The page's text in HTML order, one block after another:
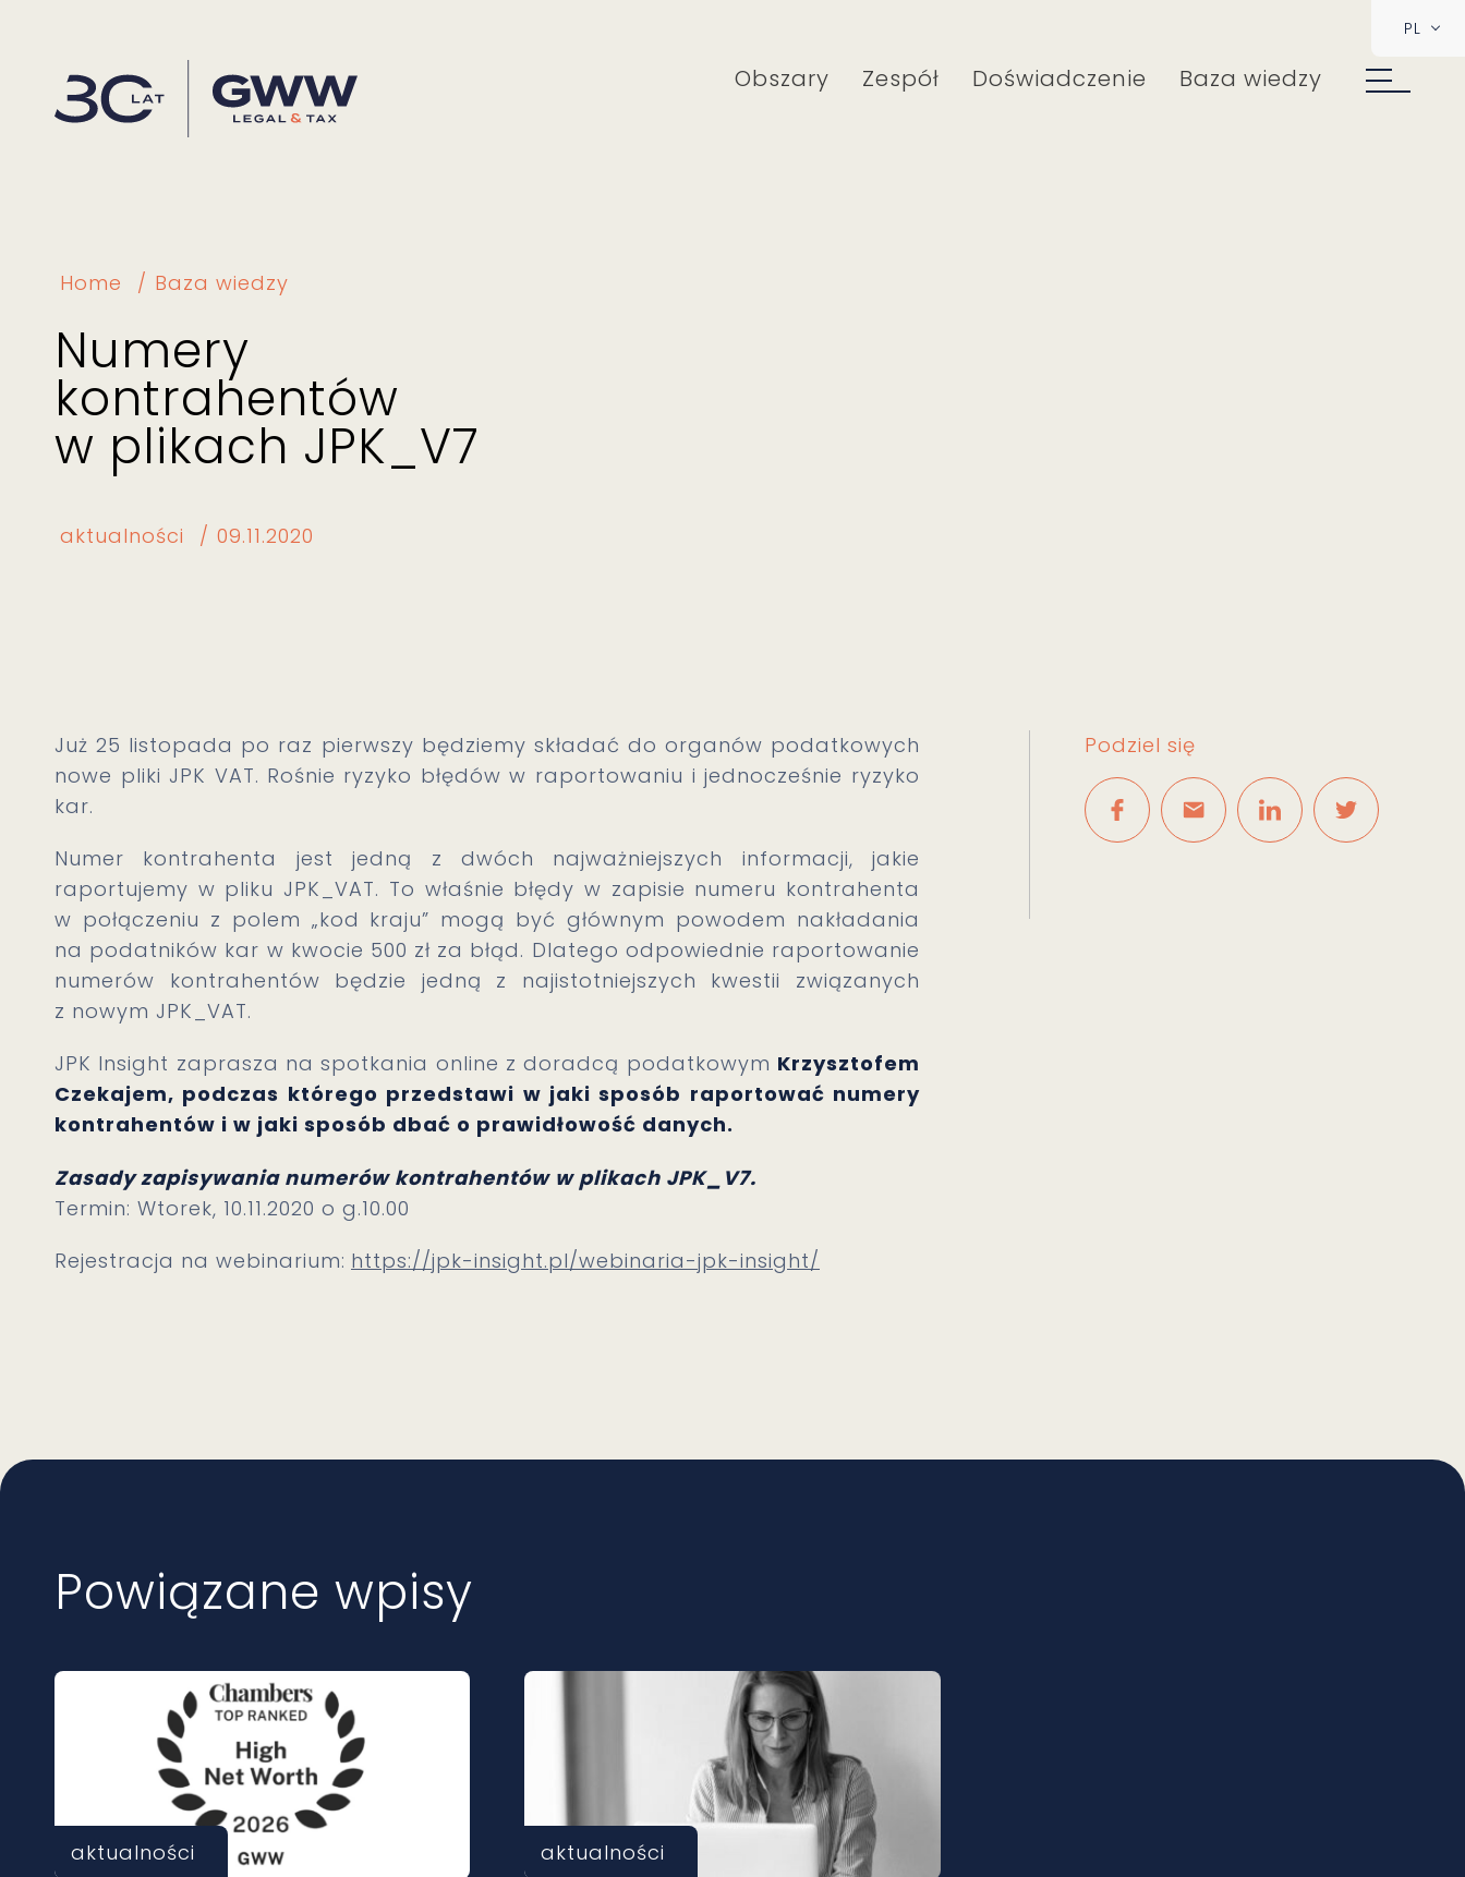
Obszary Zespół Doświadczenie Baza wiedzy
PL
Home Baza wiedzy
Numery
kontrahentów
w plikach JPK_V7
aktualności 09.11.2020
Już 25 listopada po raz pierwszy będziemy składać do organów podatkowych
nowe pliki JPK VAT. Rośnie ryzyko błędów w raportowaniu i jednocześnie ryzyko
kar.
Numer kontrahenta jest jedną z dwóch najważniejszych informacji, jakie
raportujemy w pliku JPK_VAT. To właśnie błędy w zapisie numeru kontrahenta
w połączeniu z polem „kod kraju” mogą być głównym powodem nakładania
na podatników kar w kwocie 500 zł za błąd. Dlatego odpowiednie raportowanie
numerów kontrahentów będzie jedną z najistotniejszych kwestii związanych
z nowym JPK_VAT.
JPK Insight zaprasza na spotkania online z doradcą podatkowym Krzysztofem
Czekajem, podczas którego przedstawi w jaki sposób raportować numery
kontrahentów i w jaki sposób dbać o prawidłowość danych.
Zasady zapisywania numerów kontrahentów w plikach JPK_V7.
Termin: Wtorek, 10.11.2020 o g.10.00
Rejestracja na webinarium: https://jpk-insight.pl/webinaria-jpk-insight/
Podziel się
Powiązane wpisy
aktualności aktualności